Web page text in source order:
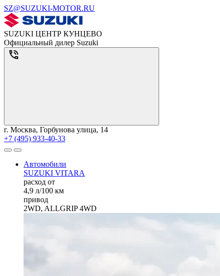
SZ@SUZUKI-MOTOR.RU
SUZUKI ЦЕНТР КУНЦЕВО
Официальный дилер Suzuki
г. Москва, Горбунова улица, 14
+7 (495) 933-40-33
Автомобили
SUZUKI VITARA
расход от
4,9 л/100 км
привод
2WD, ALLGRIP 4WD